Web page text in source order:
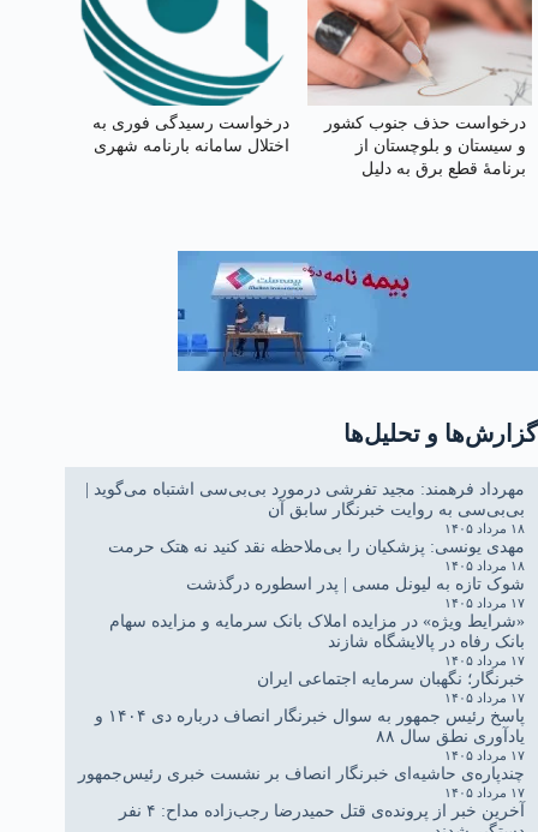
درخواست حذف جنوب کشور
و سیستان و بلوچستان از
برنامهٔ قطع برق به دلیل
درخواست رسیدگی فوری به
اختلال سامانه بارنامه شهری
گزارش‌ها و تحلیل‌ها
مهرداد فرهمند: مجید تفرشی درمورد بی‌بی‌سی اشتباه می‌گوید |
بی‌بی‌سی به روایت خبرنگار سابق آن
۱۸ مرداد ۱۴۰۵
مهدی یونسی: پزشکیان را بی‌ملاحظه نقد کنید نه هتک حرمت
۱۸ مرداد ۱۴۰۵
شوک تازه به لیونل مسی | پدر اسطوره درگذشت
۱۷ مرداد ۱۴۰۵
«شرایط ویژه» در مزایده املاک بانک سرمایه و مزایده سهام
بانک رفاه در پالایشگاه شازند
۱۷ مرداد ۱۴۰۵
خبرنگار؛ نگهبان سرمایه اجتماعی ایران
۱۷ مرداد ۱۴۰۵
پاسخ رئیس جمهور به سوال خبرنگار انصاف درباره دی ۱۴۰۴ و
یادآوری نطق سال ۸۸
۱۷ مرداد ۱۴۰۵
چندپاره‌ی حاشیه‌ای خبرنگار انصاف بر نشست خبری رئیس‌جمهور
۱۷ مرداد ۱۴۰۵
آخرین خبر از پرونده‌ی قتل حمیدرضا رجب‌زاده مداح: ۴ نفر